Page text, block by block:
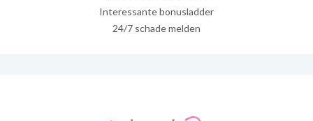
Interessante bonusladder
24/7 schade melden